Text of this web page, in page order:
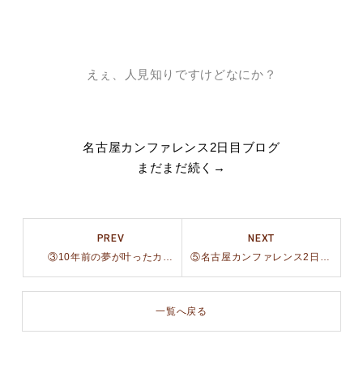
えぇ、人見知りですけどなにか？
名古屋カンファレンス2日目ブログ
まだまだ続く→
NEXT
⑤名古屋カンファレンス2日目~個人的ミッションと大誤算~
PREV
③10年前の夢が叶ったカンファレス懇親会
一覧へ戻る